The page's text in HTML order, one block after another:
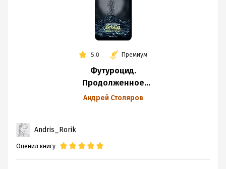
Мне нравятся они все, но в особенности "Детский мир".
Это - первая книга прочитанная мной добровольно.
Первая книга, заставившая меня поверить, в то, что
Интересная, местами даже жутковатая. Хороший,
легкий для восприятия, слог. Теоретически, эта книга
рассчитана на подростков. Но я советую её прочитать
"Детский мир" - одно из моих любимых произведений.
5.0 Премиум
Футуроцид.
Продолженное
настоящее
Андрей Столяров
Andris_Rorik
Оценил книгу